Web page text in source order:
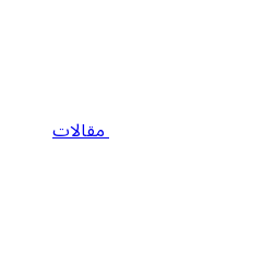
مقالات